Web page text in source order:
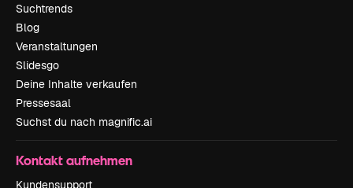
Suchtrends
Blog
Veranstaltungen
Slidesgo
Deine Inhalte verkaufen
Pressesaal
Suchst du nach magnific.ai
Kontakt aufnehmen
Kundensupport